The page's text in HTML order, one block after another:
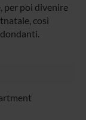
per poi divenire
così